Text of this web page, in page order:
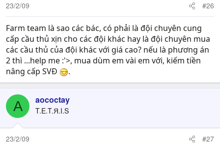
23/2/09 #26
Farm team là sao các bác, có phải là đội chuyên cung
cấp cầu thủ xịn cho các đội khác hay là đội chuyên mua
các cầu thủ của đội khác với giá cao? nếu là phương án
2 thì ...help me :'>, mua dùm em vài em với, kiếm tiền
nâng cấp SVĐ
.
A aococtay
T.E.T.Я.I.S
23/2/09 #27